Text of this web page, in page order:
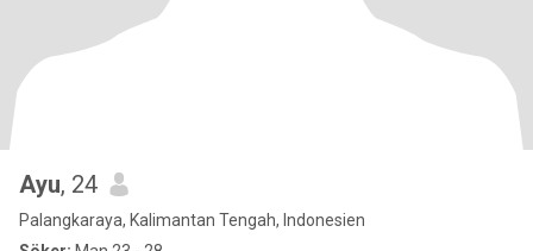
Ayu, 24
Palangkaraya, Kalimantan Tengah, Indonesien